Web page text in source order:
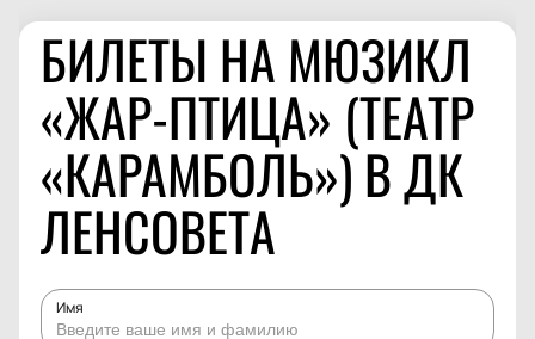
БИЛЕТЫ НА МЮЗИКЛ
«ЖАР-ПТИЦА» (ТЕАТР
«КАРАМБОЛЬ») В ДК
ЛЕНСОВЕТА
Имя